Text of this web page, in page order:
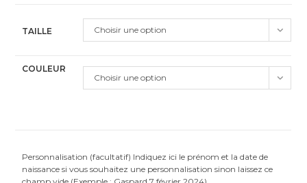
TAILLE Choisir une option
COULEUR
Choisir une option
Personnalisation (facultatif) Indiquez ici le prénom et la date de
naissance si vous souhaitez une personnalisation sinon laissez ce